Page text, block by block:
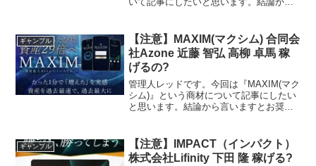
います。特定商取引法に基づく表示 運営
会社トラスト株...
ギャンブル
【注意】MAXIM(マクシム) 合同会
社Azone 近藤 智弘 高柳 卓馬 稼
げるの?
管理人レッドです。今回は『MAXIM(マク
シム)』という商材について記事にしたい
と思います。結論から言いますとお奨め
引法に基づく表示販売者名合同会社
AZone代表取締役...
ギャンブル
【注意】IMPACT（インパクト）
株式会社Lifinity 下田 隆 稼げる?